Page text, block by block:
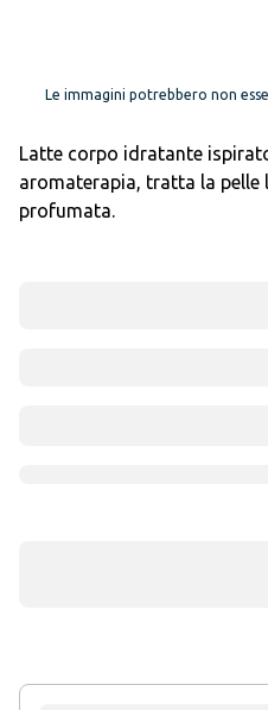
Le immagini potrebbero non
Latte corpo idratante
aromaterapia, tratta la pelle
profumata.